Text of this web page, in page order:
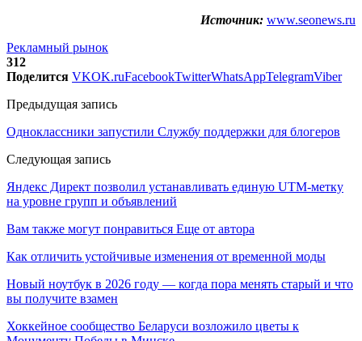
Источник: www.seonews.ru
Рекламный рынок
312
Поделится VKOK.ruFacebookTwitterWhatsAppTelegramViber
Предыдущая запись
Одноклассники запустили Службу поддержки для блогеров
Следующая запись
Яндекс Директ позволил устанавливать единую UTM-метку
на уровне групп и объявлений
Вам также могут понравиться Еще от автора
Как отличить устойчивые изменения от временной моды
Новый ноутбук в 2026 году — когда пора менять старый и что
вы получите взамен
Хоккейное сообщество Беларуси возложило цветы к